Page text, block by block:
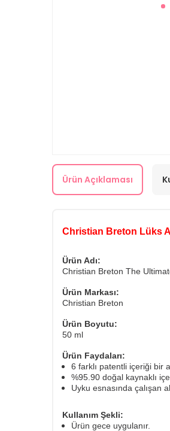
Ürün Açıklaması
Christian Breton Lüks
Ürün Adı:
Christian Breton The
Ürün Markası:
Christian Breton
Ürün Boyutu:
50 ml
Ürün Faydaları:
6 farklı patentli içeriği bir
%95.90 doğal kaynaklı
Uyku esnasında çalışan
Kullanım Şekli:
Ürün gece uygulanır.